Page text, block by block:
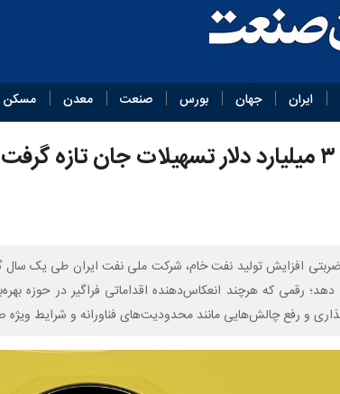
ایران جهان بورس صنعت معدن مسکن
رقمی که هرچند انعکاس‌دهنده اقداماتی فراگیر در حوزه
و رفع چالش‌هایی مانند محدودیت‌های فناورانه و شرایط ویژه